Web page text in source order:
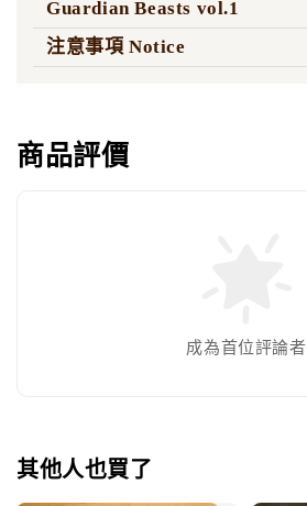
Guardian Beasts vol.1
注意事項 Notice
商品評價
成為首位評論者
其他人也買了